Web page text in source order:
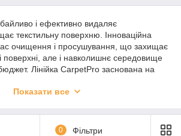
і ефективно видаляє
текстильну поверхню. Інноваційна
очищення і просушування, що захищає
поверхні, але і навколишнє середовище
Лінійка CarpetPro заснована на
промиванні килимів, оскільки
підтримуючому прибиранні.
і готові до використання в
Показати все
0 Фільтри